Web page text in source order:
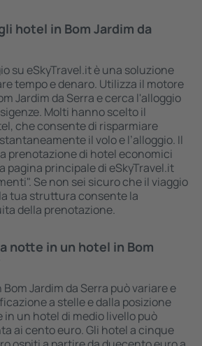
hotel in Bom Jardim da
su eSkyTravel.it è una soluzione
tempo e denaro. Utilizza il motore
Jardim da Serra e cerca l'alloggio
Molti hanno scelto il
che consente di risparmiare
il volo e l’alloggio. Il
prenotazione di hotel economici
pagina principale di eSkyTravel.it
Se non sei sicuro che il viaggio
tua struttura consente la
della prenotazione.
notte in un hotel in Bom
Jardim da Serra può variare e
a stelle e dalla posizione
un hotel di medio livello può
ai cento euro. Gli hotel a cinque